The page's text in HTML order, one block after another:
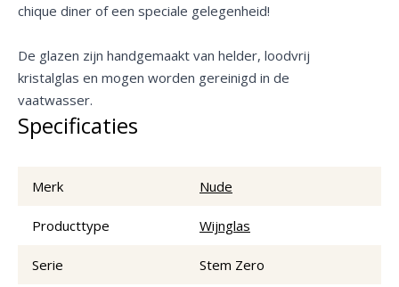
chique diner of een speciale gelegenheid!
De glazen zijn handgemaakt van helder, loodvrij
kristalglas en mogen worden gereinigd in de
vaatwasser.
Specificaties
Merk Nude
Producttype Wijnglas
Serie Stem Zero